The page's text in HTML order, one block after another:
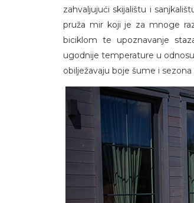
zahvaljujući skijalištu i
pruža mir koji je za mnoge
biciklom te upoznavanje
ugodnije temperature u
obilježavaju boje šume i